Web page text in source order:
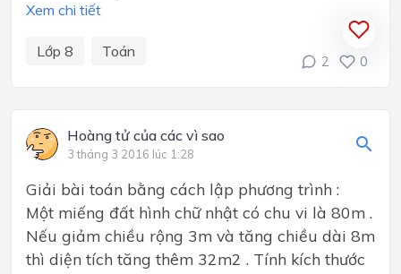
Xem chi tiết
Lớp 8 Toán
2 0
Hoàng tử của các vì sao
3 tháng 3 2016 lúc 1:28
Giải bài toán bằng cách lập phương trình :
Một miếng đất hình chữ nhật có chu vi là 80m .
Nếu giảm chiều rộng 3m và tăng chiều dài 8m
thì diện tích tăng thêm 32m2 . Tính kích thước